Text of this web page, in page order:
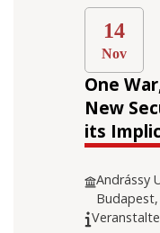
14
Nov
One
New
its
Middle-
Andrássy